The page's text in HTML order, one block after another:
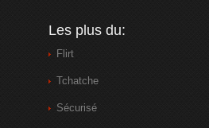
Les plus du:
Flirt
Tchatche
Sécurisé